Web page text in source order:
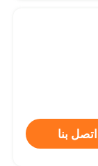
اتصل بنا